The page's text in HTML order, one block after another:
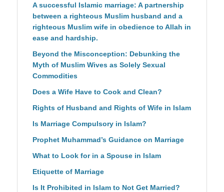
A successful Islamic marriage: A partnership
between a righteous Muslim husband and a
righteous Muslim wife in obedience to Allah in
ease and hardship.
Beyond the Misconception: Debunking the
Myth of Muslim Wives as Solely Sexual
Commodities
Does a Wife Have to Cook and Clean?
Rights of Husband and Rights of Wife in Islam
Is Marriage Compulsory in Islam?
Prophet Muhammad’s Guidance on Marriage
What to Look for in a Spouse in Islam
Etiquette of Marriage
Is It Prohibited in Islam to Not Get Married?